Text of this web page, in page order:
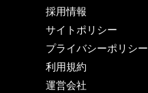
採用情報
サイトポリシー
プライバシーポリシー
利用規約
運営会社